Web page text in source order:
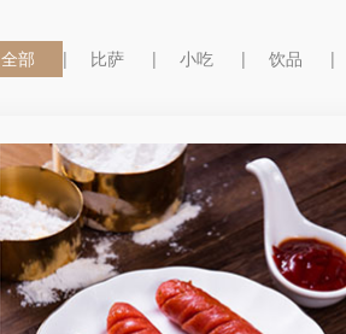
全部 比萨 小吃 饮品